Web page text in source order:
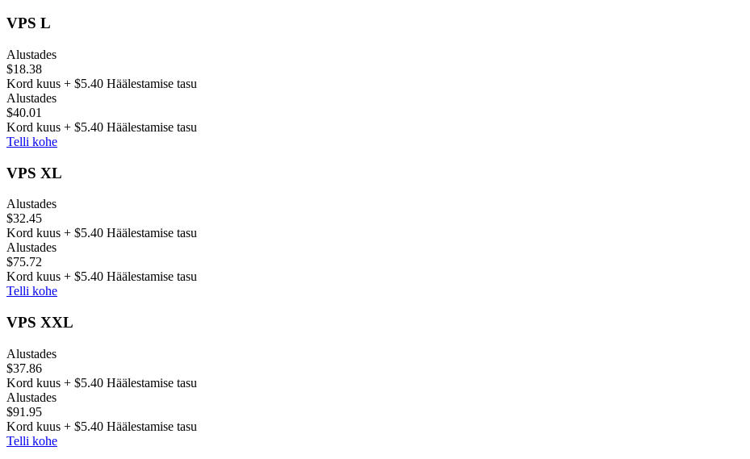
VPS L
Alustades
$18.38
Kord kuus + $5.40 Häälestamise tasu
Alustades
$40.01
Kord kuus + $5.40 Häälestamise tasu
Telli kohe
VPS XL
Alustades
$32.45
Kord kuus + $5.40 Häälestamise tasu
Alustades
$75.72
Kord kuus + $5.40 Häälestamise tasu
Telli kohe
VPS XXL
Alustades
$37.86
Kord kuus + $5.40 Häälestamise tasu
Alustades
$91.95
Kord kuus + $5.40 Häälestamise tasu
Telli kohe